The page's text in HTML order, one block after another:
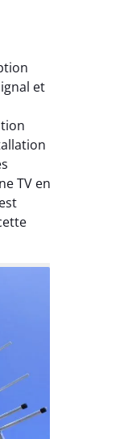
et
TV en